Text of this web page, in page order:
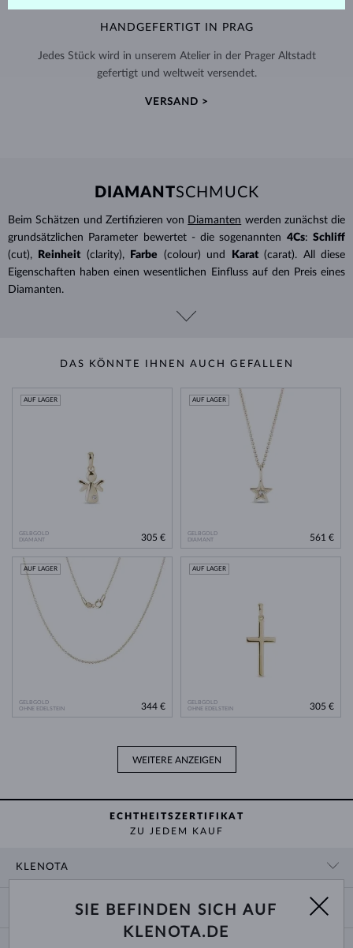
HANDGEFERTIGT IN PRAG
Jedes Stück wird in unserem Atelier in der Prager Altstadt
gefertigt und weltweit versendet.
VERSAND >
DIAMANTSCHMUCK
Beim Schätzen und Zertifizieren von Diamanten werden zunächst die
grundsätzlichen Parameter bewertet - die sogenannten 4Cs: Schliff
(cut),
Reinheit (clarity), Farbe (colour) und Karat (carat). All diese
Eigenschaften haben einen wesentlichen Einfluss auf den Preis eines
Diamanten.
DAS KÖNNTE IHNEN AUCH GEFALLEN
GELBGOLD
DIAMANT
AUF LAGER
305 €
GELBGOLD
DIAMANT
AUF LAGER
561 €
GELBGOLD
OHNE EDELSTEIN
AUF LAGER
344 €
GELBGOLD
OHNE EDELSTEIN
AUF LAGER
305 €
WEITERE ANZEIGEN
ECHTHEITSZERTIFIKAT
ZU JEDEM KAUF
KLENOTA
ZAHLUNG UND VERSAND
SIE BEFINDEN SICH AUF
KLENOTA.DE